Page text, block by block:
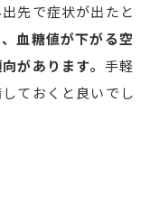
先で症状が出たと
血糖値が下がる空
があります。 手軽
ておくと良いでし